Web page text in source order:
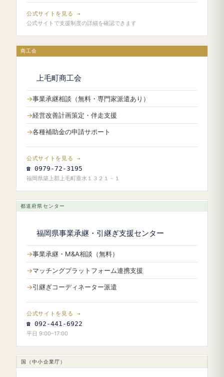
公式サイトを見る →
公式サイトで支援制度の詳細を確認できます
商工会
上毛町商工会
事業承継相談（無料・専門家派遣あり）
経営改善計画策定・伴走支援
各種補助金の申請サポート
公式サイトを見る →
☎ 0979-72-3195
福岡県築上郡上毛町垂水１３２１－１
都道府県センター
福岡県事業承継・引継ぎ支援センター
事業承継・M&A相談（無料）
マッチングプラットフォーム連携支援
引継ぎコーディネーター派遣
公式サイトを見る →
☎ 092-441-6922
平日 9:00–17:00
国（中小企業庁）